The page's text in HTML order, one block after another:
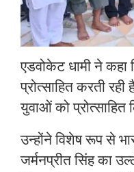
एडवोकेट धामी ने कहा
प्रोत्साहित करती
युवाओं को प्रोत्साहित
उन्होंने विशेष रूप से
जर्मनप्रीत सिंह का